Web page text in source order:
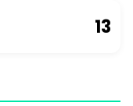
13